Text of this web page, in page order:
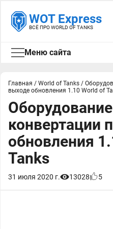
WOT Express
ВСЁ ПРО WORLD OF TANKS
Меню сайта
Главная / World of Tanks /
выходе обновления 1.10 World of
конвертации
обновления
Tanks
31 июля 2020 г. 13028 5